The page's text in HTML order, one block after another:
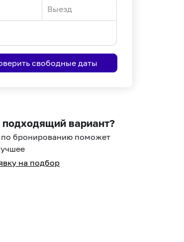
interact
with
select
a
the
свободные даты
вариант?
по бронированию поможет
на подбор